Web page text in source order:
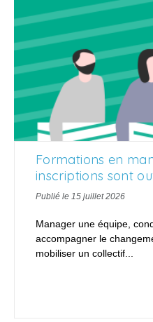
Formations en
inscriptions sont
Publié le 15 juillet 2026
Manager une équipe,
accompagner le
mobiliser un collectif...